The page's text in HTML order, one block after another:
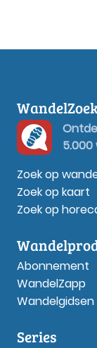
Zoek op
Zoek op kaart
Zoek op
Abonnement
WandelZapp
Wandelgidsen
Series